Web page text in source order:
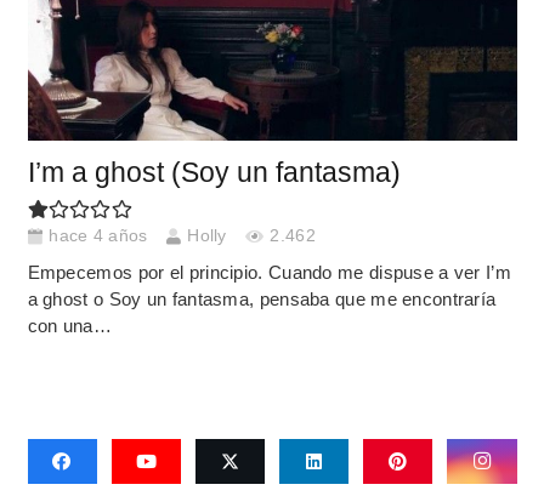
I’m a ghost (Soy un fantasma)
hace 4 años Holly 2.462
Empecemos por el principio. Cuando me dispuse a ver I’m
a ghost o Soy un fantasma, pensaba que me encontraría
con una…